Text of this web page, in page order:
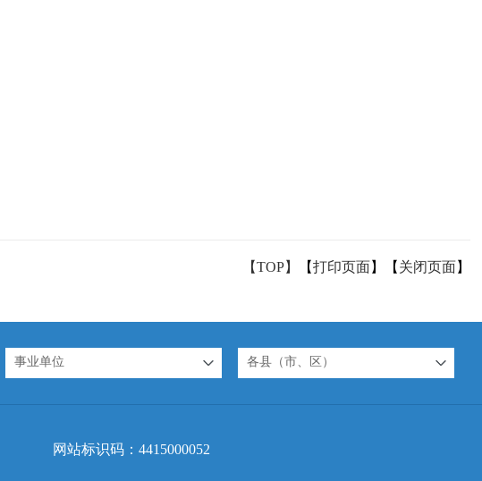
【TOP】 【打印页面】【 关闭页面】
事业单位 各县（市、区）
网站标识码：4415000052